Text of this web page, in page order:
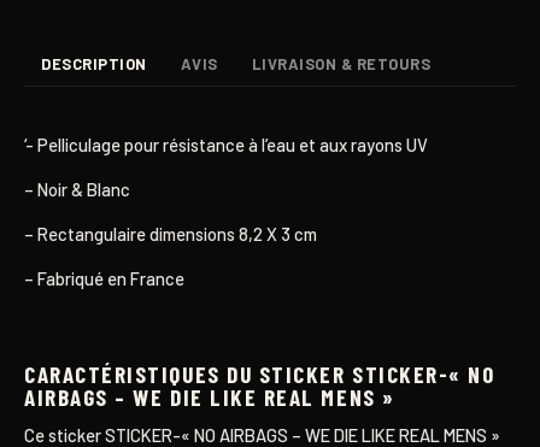
DESCRIPTION AVIS LIVRAISON & RETOURS
‘- Pelliculage pour résistance à l’eau et aux rayons UV
– Noir & Blanc
– Rectangulaire dimensions 8,2 X 3 cm
– Fabriqué en France
CARACTÉRISTIQUES DU STICKER STICKER-« NO
AIRBAGS – WE DIE LIKE REAL MENS »
Ce sticker STICKER-« NO AIRBAGS – WE DIE LIKE REAL MENS »